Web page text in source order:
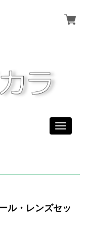
Toggle
ル・レンズセッ